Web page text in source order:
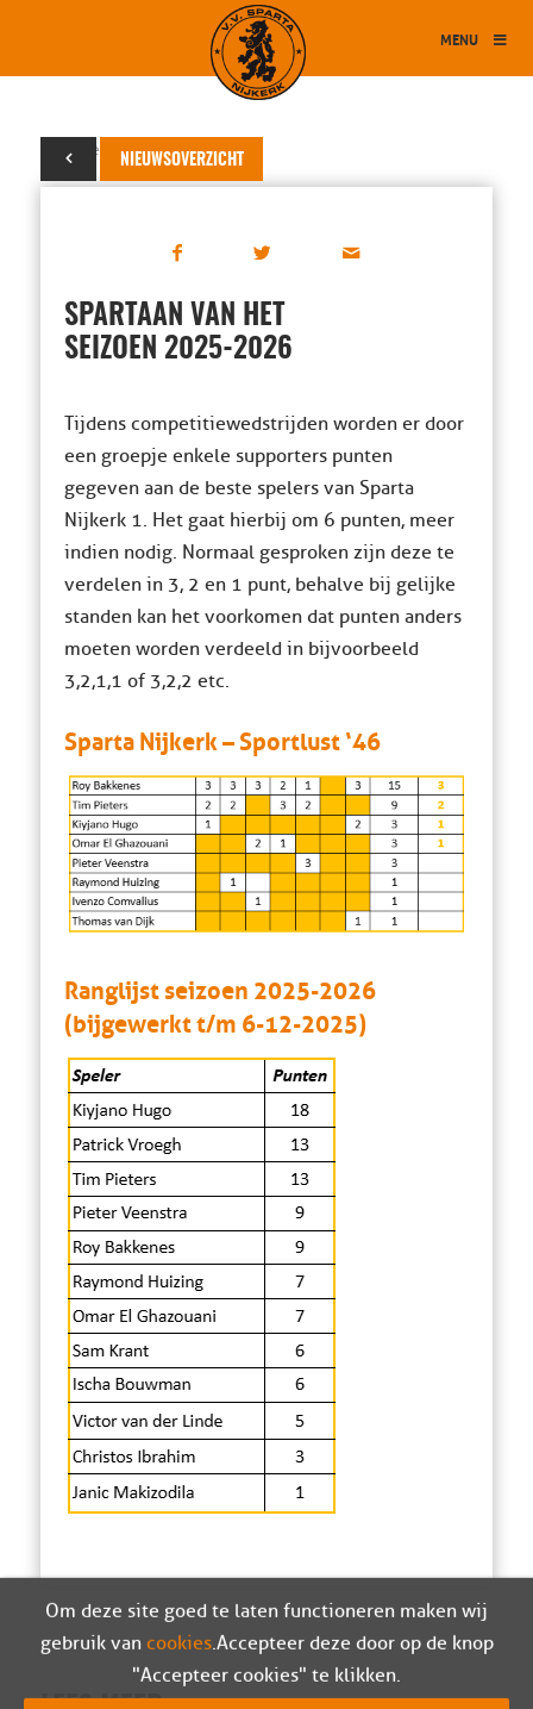
MENU
NIEUWSOVERZICHT
07 december 2025
SPARTAAN VAN HET
SEIZOEN 2025-2026
Tijdens competitiewedstrijden worden er door
een groepje enkele supporters punten
gegeven aan de beste spelers van Sparta
Nijkerk 1. Het gaat hierbij om 6 punten, meer
indien nodig. Normaal gesproken zijn deze te
verdelen in 3, 2 en 1 punt, behalve bij gelijke
standen kan het voorkomen dat punten anders
moeten worden verdeeld in bijvoorbeeld
3,2,1,1 of 3,2,2 etc.
Sparta Nijkerk – Sportlust ‘46
Ranglijst seizoen 2025-2026
(bijgewerkt t/m 6-12-2025)
Om deze site goed te laten functioneren maken wij
gebruik van cookies. Accepteer deze door op de knop
"Accepteer cookies" te klikken.